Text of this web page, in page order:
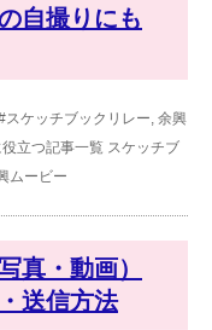
自撮りにも
スケッチブックリレー, 余興
立つ記事一覧 スケッチブ
ムービー
真・動画）
送信方法